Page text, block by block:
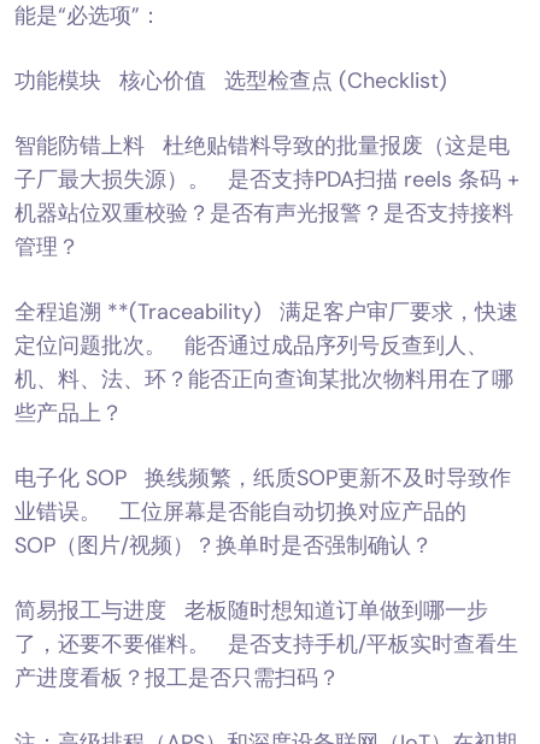
能是“必选项”：
功能模块 核心价值 选型检查点 (Checklist)
智能防错上料 杜绝贴错料导致的批量报废（这是电
子厂最大损失源）。 是否支持PDA扫描 reels 条码 +
机器站位双重校验？是否有声光报警？是否支持接料
管理？
全程追溯 **(Traceability) 满足客户审厂要求，快速
定位问题批次。 能否通过成品序列号反查到人、
机、料、法、环？能否正向查询某批次物料用在了哪
些产品上？
电子化 SOP 换线频繁，纸质SOP更新不及时导致作
业错误。 工位屏幕是否能自动切换对应产品的
SOP（图片/视频）？换单时是否强制确认？
简易报工与进度 老板随时想知道订单做到哪一步
了，还要不要催料。 是否支持手机/平板实时查看生
产进度看板？报工是否只需扫码？